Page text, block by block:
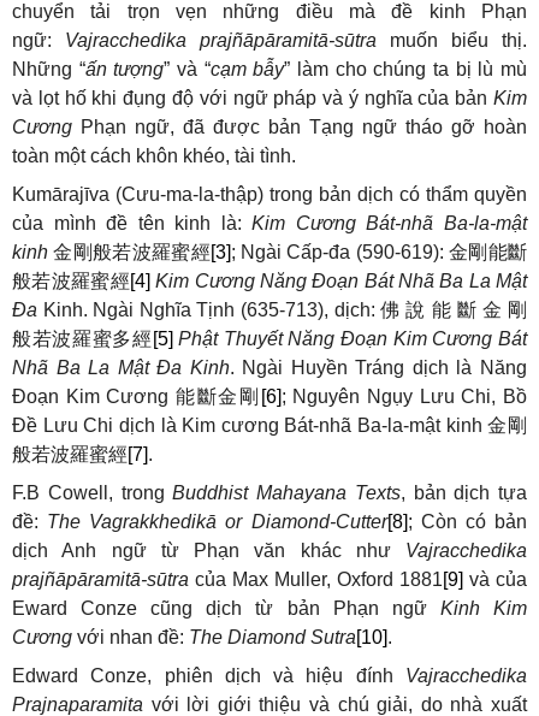
chuyển tải trọn vẹn những điều mà đề kinh Phạn
ngữ:
Vajracchedika prajñāpāramitā-sūtra
muốn biểu thị.
Những “ấn tượng” và “cạm bẫy” làm cho chúng ta bị lù mù
và lọt hố khi đụng độ với ngữ pháp và ý nghĩa của bản Kim
Cương Phạn ngữ, đã được bản Tạng ngữ tháo gỡ hoàn
toàn một cách khôn khéo, tài tình.
Kumārajīva (Cưu-ma-la-thập) trong bản dịch có thẩm quyền
của mình đề tên kinh là: Kim Cương Bát-nhã Ba-la-mật
kinh 金剛般若波羅蜜經[3]; Ngài Cấp-đa (590-619):金剛能斷
般若波羅蜜經[4] Kim Cương Năng Đoạn Bát Nhã Ba La Mật
Đa Kinh. Ngài Nghĩa Tịnh (635-713), dịch:佛 說 能 斷 金 剛
般若波羅蜜多經 [5] Phật Thuyết Năng Đoạn Kim Cương Bát
Nhã Ba La Mật Đa Kinh. Ngài Huyền Tráng dịch là Năng
Đoạn Kim Cương 能斷金剛 [6]; Nguyên Ngụy Lưu Chi, Bồ
Đề Lưu Chi dịch là Kim cương Bát-nhã Ba-la-mật kinh金剛
般若波羅蜜經[7].
F.B Cowell, trong Buddhist Mahayana Texts, bản dịch tựa
đề: The Vagrakkhedikā or Diamond-Cutter[8]; Còn có bản
dịch Anh ngữ từ Phạn văn khác như
Vajracchedika
prajñāpāramitā-sūtra của Max Muller, Oxford 1881[9] và của
Eward Conze cũng dịch từ bản Phạn ngữ
Kinh Kim
Cương với nhan đề: The Diamond Sutra[10].
Edward Conze, phiên dịch và hiệu đính
Vajracchedika
Prajnaparamita với lời giới thiệu và chú giải, do nhà xuất